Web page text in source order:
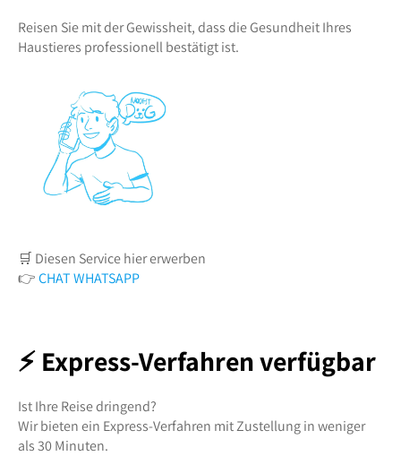
Reisen Sie mit der Gewissheit, dass die Gesundheit Ihres
Haustieres professionell bestätigt ist.
🛒 Diesen Service hier erwerben
👉CHAT WHATSAPP
⚡ Express-Verfahren verfügbar
Ist Ihre Reise dringend?
Wir bieten ein Express-Verfahren mit Zustellung in weniger
als 30 Minuten.